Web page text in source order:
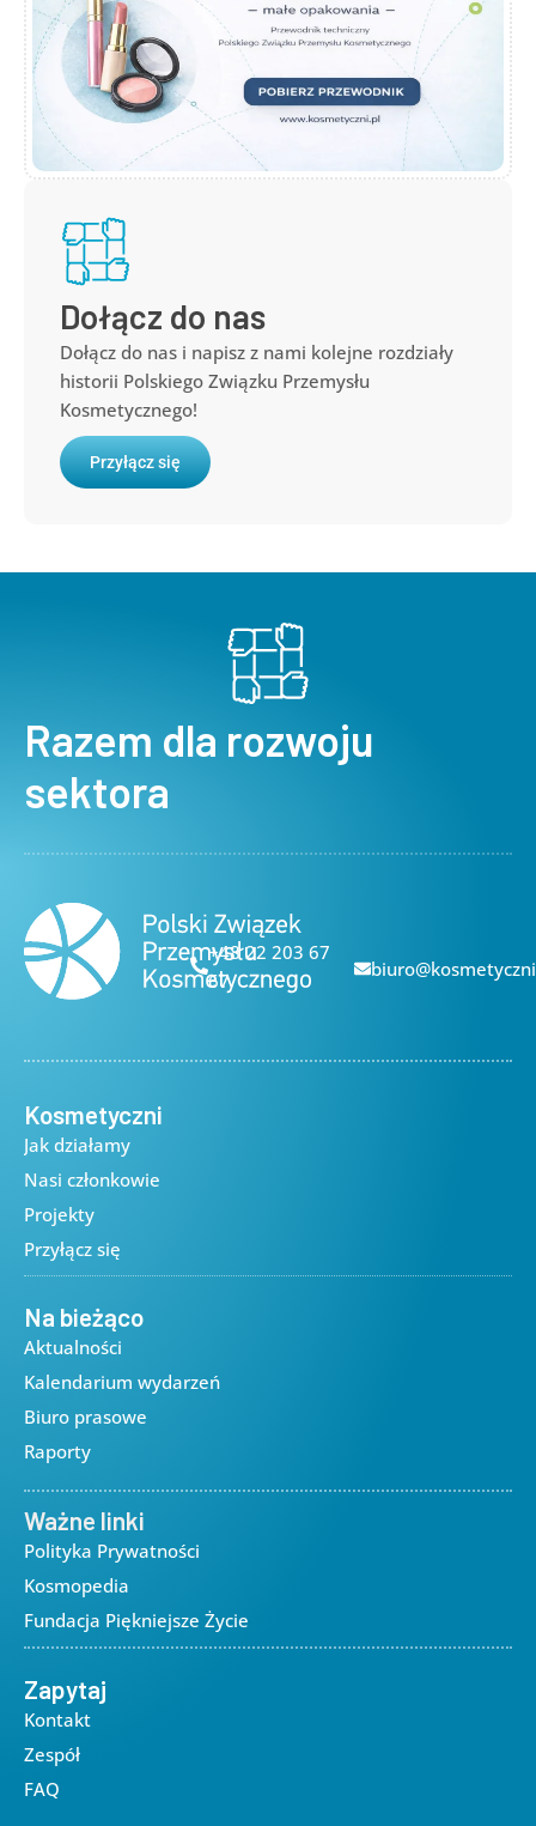
Dołącz do nas
Dołącz do nas i napisz z nami kolejne rozdziały
historii Polskiego Związku Przemysłu
Kosmetycznego!
Przyłącz się
Razem dla rozwoju
sektora
+48 22 203 67
67
Kosmetyczni
Jak działamy
Nasi członkowie
Projekty
Przyłącz się
Na bieżąco
Aktualności
Kalendarium wydarzeń
Biuro prasowe
Raporty
Ważne linki
Polityka Prywatności
Kosmopedia
Fundacja Piękniejsze Życie
Zapytaj
Kontakt
Zespół
FAQ